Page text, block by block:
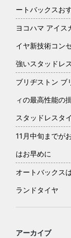
ートバックスお
ヨコハマ アイス
イヤ新技術コン
強いスタッドレ
ブリヂストン ブ
ィの最高性能の
スタッドレスタ
11月中旬までが
はお早めに
オートバックス
ランドタイヤ
アーカイブ